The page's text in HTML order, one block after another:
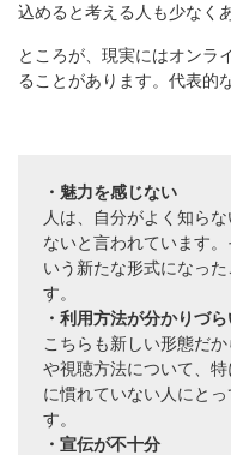
込めると考える人も少なく
ところが、現実にはオンラ
ることがあります。代表的
・魅力を感じない
人は、自分がよく知ら
ないと言われています
いう新たな形式になっ
す。
・利用方法が分かりづ
こちらも新しい形態だ
や視聴方法について、
に慣れていない人にと
す。
・宣伝が不十分